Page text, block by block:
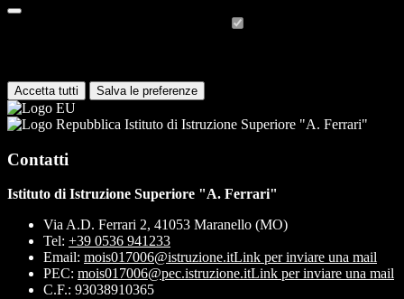
Accetta tutti Salva le preferenze
Istituto di Istruzione Superiore "A. Ferrari"
Contatti
Istituto di Istruzione Superiore "A. Ferrari"
Via A.D. Ferrari 2, 41053 Maranello (MO)
Tel: +39 0536 941233
Email: mois017006@istruzione.itLink per inviare una mail
PEC: mois017006@pec.istruzione.itLink per inviare una mail
C.F.: 93038910365